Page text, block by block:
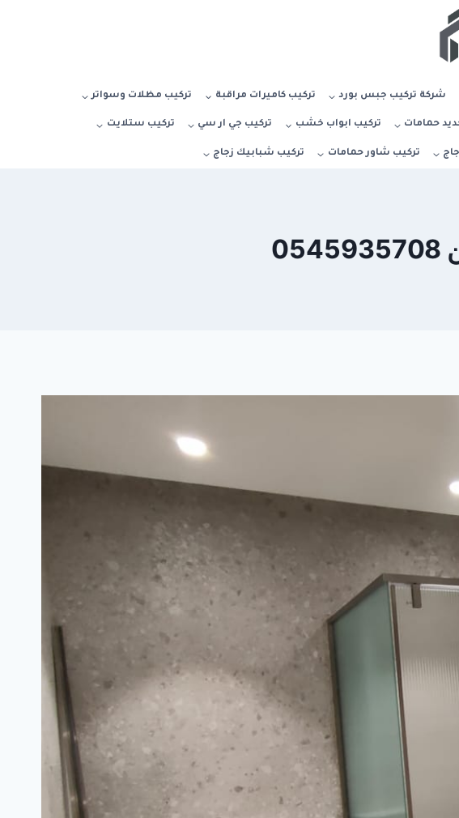
شركة تركيب جبس بورد تركيب كاميرات مراقبة تركيب مظلات وسواتر
حمامات تركيب ابواب خشب تركيب جي ار سي تركيب ستلايت
تركيب شاور حمامات تركيب شبابيك زجاج